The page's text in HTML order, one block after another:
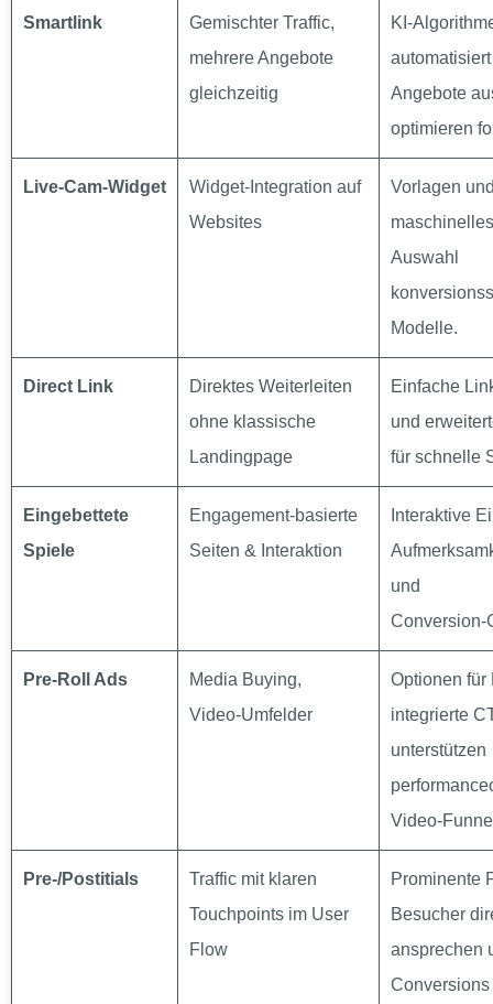
Smartlink
Gemischter Traffic,
mehrere Angebote
gleichzeitig
Angebote
optimieren
Live‑Cam‑Widget
Widget‑Integration auf
Websites
Vorlagen
Auswahl
Modelle.
Direct Link
Direktes Weiterleiten
ohne klassische
Landingpage
Einfache
und
für schnelle
Eingebettete
Spiele
Engagement‑basierte
Seiten & Interaktion
Interaktive
und
Pre‑Roll Ads
Media Buying,
Video‑Umfelder
Optionen für
integrierte
unterstützen
Pre‑/Postitials
Traffic mit klaren
Touchpoints im User
Flow
Prominente
Besucher
ansprechen